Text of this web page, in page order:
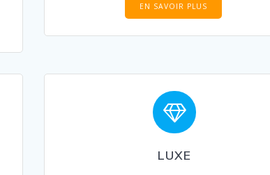
EN SAVOIR PLUS
LUXE